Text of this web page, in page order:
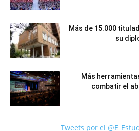
Más de 15.000
su
Más
combatir el
Tweets por el